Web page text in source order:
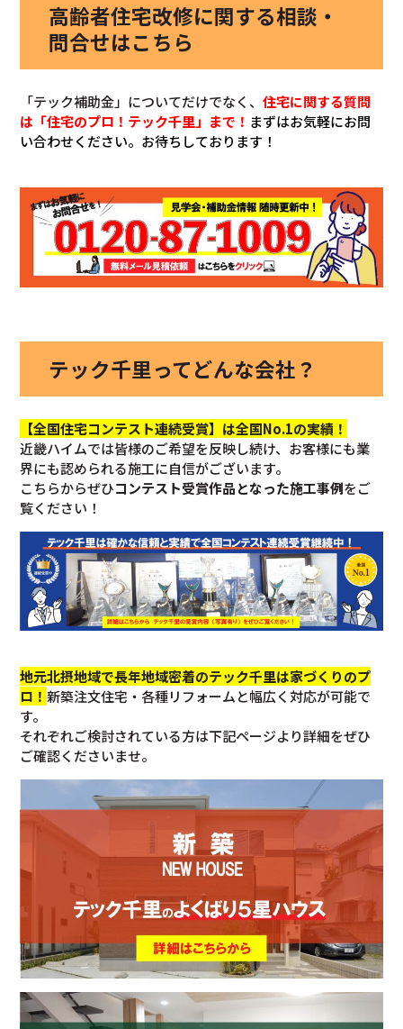
高齢者住宅改修に関する相談・
問合せはこちら
「テック補助金」についてだけでなく、住宅に関する質問
は「住宅のプロ！テック千里」まで！ まずはお気軽にお問
い合わせください。お待ちしております！
テック千里ってどんな会社？
【全国住宅コンテスト連続受賞】は全国No.1の実績！
近畿ハイムでは皆様のご希望を反映し続け、お客様にも業
界にも認められる施工に自信がございます。
こちらからぜひコンテスト受賞作品となった施工事例をご
覧ください！
地元北摂地域で長年地域密着のテック千里は家づくりのプ
ロ！新築注文住宅・各種リフォームと幅広く対応が可能で
す。
それぞれご検討されている方は下記ページより詳細をぜひ
ご確認くださいませ。